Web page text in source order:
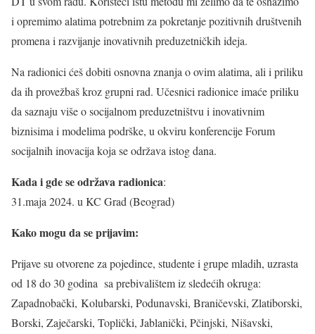
i opremimo alatima potrebnim za pokretanje pozitivnih društvenih
promena i razvijanje inovativnih preduzetničkih ideja.
Na radionici ćeš dobiti osnovna znanja o ovim alatima, ali i priliku
da ih provežbaš kroz grupni rad. Učesnici radionice imaće priliku
da saznaju više o socijalnom preduzetništvu i inovativnim
biznisima i modelima podrške, u okviru konferencije Forum
socijalnih inovacija koja se održava istog dana.
Kada i gde se održava radionica:
31.maja 2024. u KC Grad (Beograd)
Kako mogu da se prijavim:
Prijave su otvorene za pojedince, studente i grupe mladih, uzrasta
od 18 do 30 godina sa prebivalištem iz sledećih okruga:
Zapadnobački, Kolubarski, Podunavski, Braničevski, Zlatiborski,
Borski, Zaječarski, Toplički, Jablanički, Pčinjski, Nišavski,